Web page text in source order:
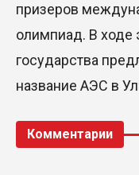
призеров
олимпиад. В ходе
государства
название АЭС в
Комментарии